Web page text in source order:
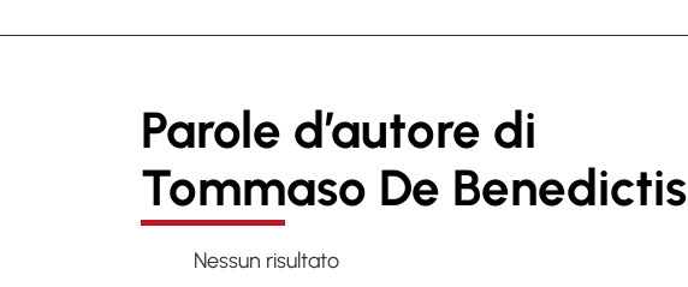
Parole d’autore di
Tommaso De Benedictis
Nessun risultato